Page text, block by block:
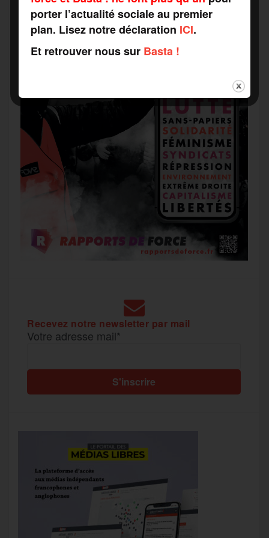
Recevez notre newsletter par mail
Votre adresse mail*
porter l’actualité sociale au premier
plan. Lisez notre déclaration ICI.
Et retrouver nous sur Basta !